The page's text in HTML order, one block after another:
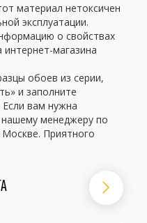
материал нетоксичен
эксплуатации.
о свойствах
магазина
обоев из серии,
и заполните
вам нужна
менеджеру по
Приятного